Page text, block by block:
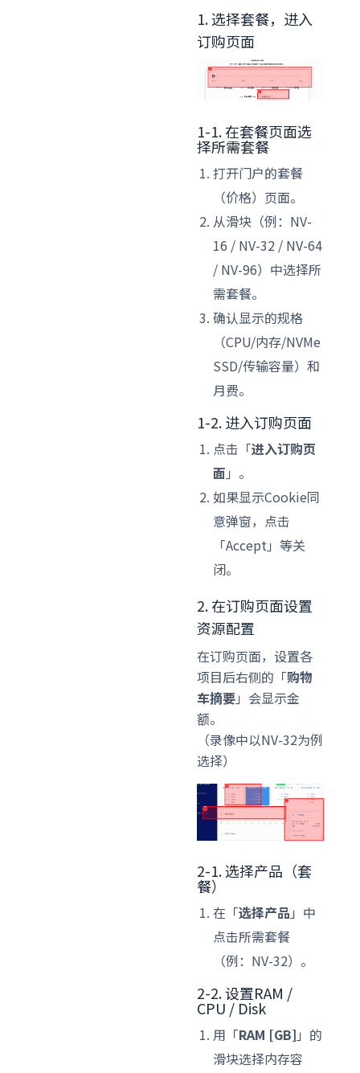
1. 选择套餐，进入
订购页面
1-1. 在套餐页面选
择所需套餐
打开门户的套餐
（价格）页面。
从滑块（例：NV-
16 / NV-32 / NV-64
/ NV-96）中选择所
需套餐。
确认显示的规格
（CPU/内存/NVMe
SSD/传输容量）和
月费。
1-2. 进入订购页面
点击「进入订购页
面 」。
如果显示Cookie同
意弹窗，点击
「Accept」等关
闭。
2. 在订购页面设置
资源配置
在订购页面，设置各
项目后右侧的「购物
车摘要」会显示金
额。
（录像中以NV-32为例
选择）
2-1. 选择产品（套
餐）
在「选择产品 」中
点击所需套餐
（例：NV-32）。
2-2. 设置RAM /
CPU / Disk
用「RAM [GB] 」的
滑块选择内存容